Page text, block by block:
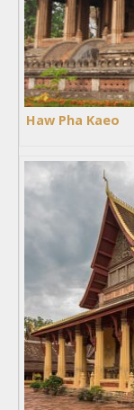
Haw Pha Kaeo